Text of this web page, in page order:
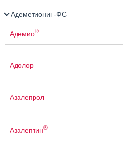
Адеметионин-ФС
Адемио®
Адолор
Азалепрол
Азалептин®